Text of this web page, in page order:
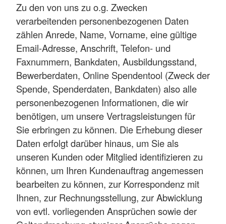
Zu den von uns zu o.g. Zwecken
verarbeitenden personenbezogenen Daten
zählen Anrede, Name, Vorname, eine gültige
Email-Adresse, Anschrift, Telefon- und
Faxnummern, Bankdaten, Ausbildungsstand,
Bewerberdaten, Online Spendentool (Zweck der
Spende, Spenderdaten, Bankdaten) also alle
personenbezogenen Informationen, die wir
benötigen, um unsere Vertragsleistungen für
Sie erbringen zu können. Die Erhebung dieser
Daten erfolgt darüber hinaus, um Sie als
unseren Kunden oder Mitglied identifizieren zu
können, um Ihren Kundenauftrag angemessen
bearbeiten zu können, zur Korrespondenz mit
Ihnen, zur Rechnungsstellung, zur Abwicklung
von evtl. vorliegenden Ansprüchen sowie der